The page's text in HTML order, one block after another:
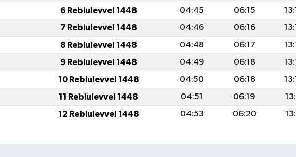
6 Rebiulevvel 1448 04:45 06:15
7 Rebiulevvel 1448 04:46 06:16
8 Rebiulevvel 1448 04:48 06:17
9 Rebiulevvel 1448 04:49 06:18
10 Rebiulevvel 1448 04:50 06:18
11 Rebiulevvel 1448 04:51 06:19
12 Rebiulevvel 1448 04:53 06:20